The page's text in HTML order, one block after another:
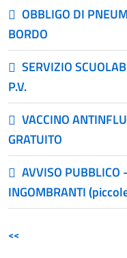
OBBLIGO DI
BORDO
SERVIZIO
P.V.
VACCINO
GRATUITO
AVVISO PUBBLICO
INGOMBRANTI
<<